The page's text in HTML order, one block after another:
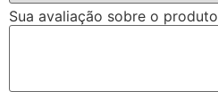
Sua avaliação sobre o produto